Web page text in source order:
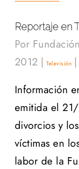
Reportaje en
Por
2012 | Televisión |
Información
emitida el
divorcios y
víctimas en
labor de la